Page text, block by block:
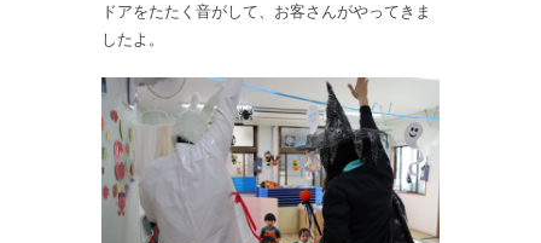
ドアをたたく音がして、お客さんがやってきま
したよ。